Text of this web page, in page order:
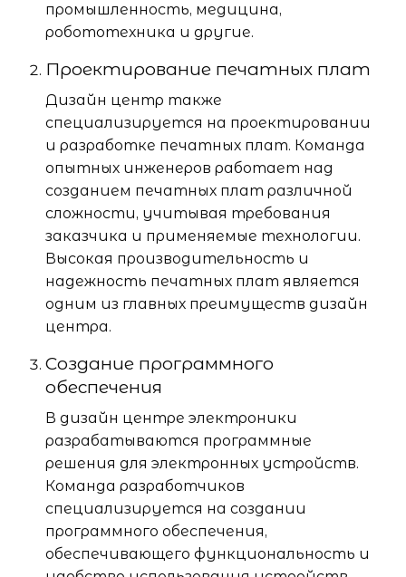
промышленность, медицина,
робототехника и другие.
Проектирование печатных плат
Дизайн центр также
специализируется на проектировании
и разработке печатных плат. Команда
опытных инженеров работает над
созданием печатных плат различной
сложности, учитывая требования
заказчика и применяемые технологии.
Высокая производительность и
надежность печатных плат является
одним из главных преимуществ дизайн
центра.
Создание программного
обеспечения
В дизайн центре электроники
разрабатываются программные
решения для электронных устройств.
Команда разработчиков
специализируется на создании
программного обеспечения,
обеспечивающего функциональность и